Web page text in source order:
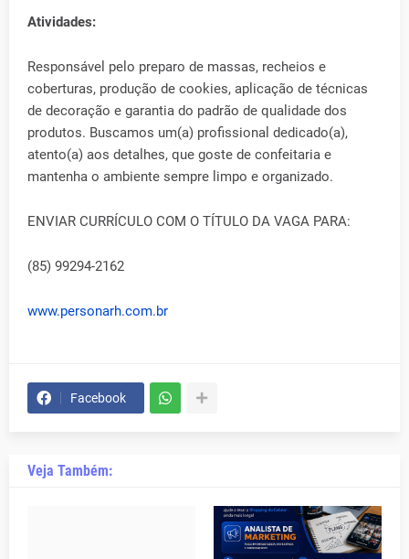
Atividades:
Responsável pelo preparo de massas, recheios e
coberturas, produção de cookies, aplicação de técnicas
de decoração e garantia do padrão de qualidade dos
produtos. Buscamos um(a) profissional dedicado(a),
atento(a) aos detalhes, que goste de confeitaria e
mantenha o ambiente sempre limpo e organizado.
ENVIAR CURRÍCULO COM O TÍTULO DA VAGA PARA:
(85) 99294-2162
www.personarh.com.br
Facebook
Veja Também: